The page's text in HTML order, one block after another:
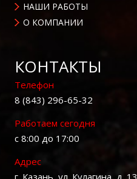
НАШИ РАБОТЫ
О КОМПАНИИ
КОНТАКТЫ
Телефон
8 (843) 296-65-32
Работаем сегодня
с 8:00 до 17:00
Адрес
г. Казань, ул. Кулагина, д. 13.